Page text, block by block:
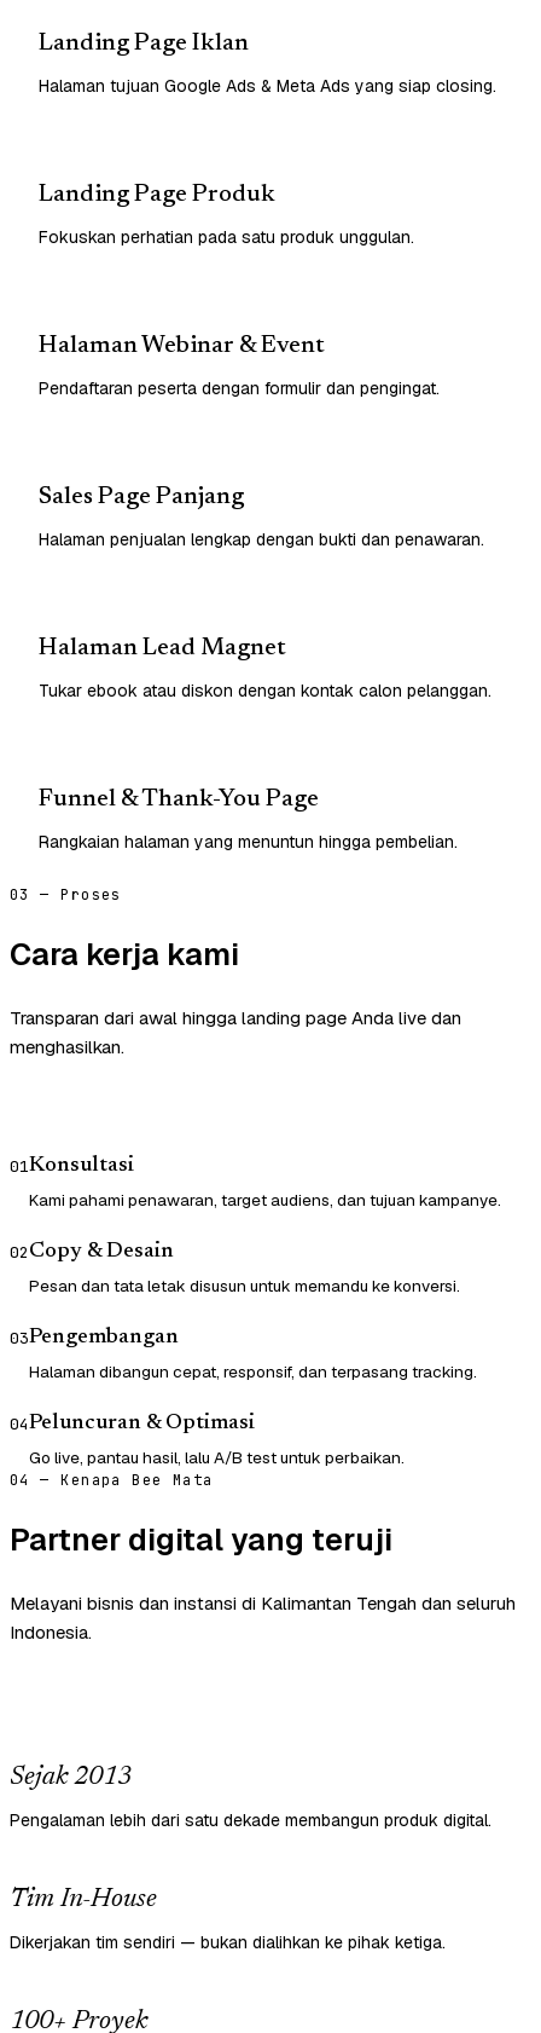
Landing Page Iklan
Halaman tujuan Google Ads & Meta Ads yang siap closing.
Landing Page Produk
Fokuskan perhatian pada satu produk unggulan.
Halaman Webinar & Event
Pendaftaran peserta dengan formulir dan pengingat.
Sales Page Panjang
Halaman penjualan lengkap dengan bukti dan penawaran.
Halaman Lead Magnet
Tukar ebook atau diskon dengan kontak calon pelanggan.
Funnel & Thank-You Page
Rangkaian halaman yang menuntun hingga pembelian.
03 — Proses
Cara kerja kami
Transparan dari awal hingga landing page Anda live dan
menghasilkan.
01Konsultasi
Kami pahami penawaran, target audiens, dan tujuan kampanye.
02Copy & Desain
Pesan dan tata letak disusun untuk memandu ke konversi.
03Pengembangan
Halaman dibangun cepat, responsif, dan terpasang tracking.
04Peluncuran & Optimasi
Go live, pantau hasil, lalu A/B test untuk perbaikan.
04 — Kenapa Bee Mata
Partner digital yang teruji
Melayani bisnis dan instansi di Kalimantan Tengah dan seluruh
Indonesia.
Sejak 2013
Pengalaman lebih dari satu dekade membangun produk digital.
Tim In-House
Dikerjakan tim sendiri — bukan dialihkan ke pihak ketiga.
100+ Proyek